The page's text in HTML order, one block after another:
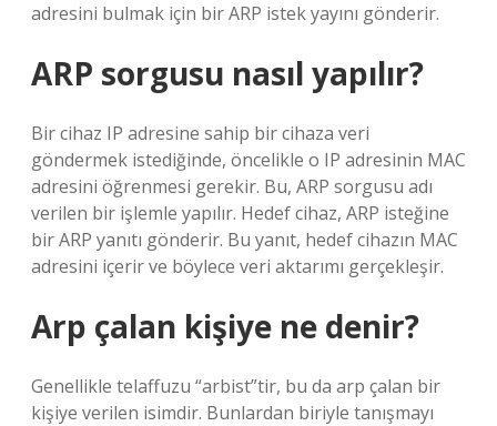
adresini bulmak için bir ARP istek yayını gönderir.
ARP sorgusu nasıl yapılır?
Bir cihaz IP adresine sahip bir cihaza veri
göndermek istediğinde, öncelikle o IP adresinin MAC
adresini öğrenmesi gerekir. Bu, ARP sorgusu adı
verilen bir işlemle yapılır. Hedef cihaz, ARP isteğine
bir ARP yanıtı gönderir. Bu yanıt, hedef cihazın MAC
adresini içerir ve böylece veri aktarımı gerçekleşir.
Arp çalan kişiye ne denir?
Genellikle telaffuzu “arbist”tir, bu da arp çalan bir
kişiye verilen isimdir. Bunlardan biriyle tanışmayı